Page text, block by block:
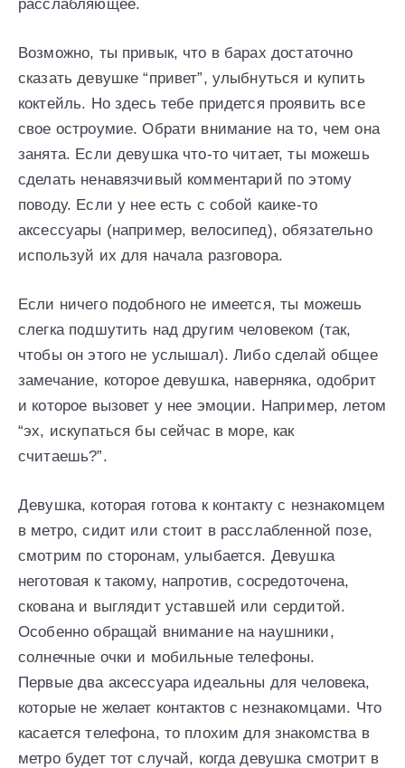
расслабляющее.
Возможно, ты привык, что в барах достаточно
сказать девушке “привет”, улыбнуться и купить
коктейль. Но здесь тебе придется проявить все
свое остроумие. Обрати внимание на то, чем она
занята. Если девушка что-то читает, ты можешь
сделать ненавязчивый комментарий по этому
поводу. Если у нее есть с собой каике-то
аксессуары (например, велосипед), обязательно
используй их для начала разговора.
Если ничего подобного не имеется, ты можешь
слегка подшутить над другим человеком (так,
чтобы он этого не услышал). Либо сделай общее
замечание, которое девушка, наверняка, одобрит
и которое вызовет у нее эмоции. Например, летом
“эх, искупаться бы сейчас в море, как
считаешь?”.
Девушка, которая готова к контакту с незнакомцем
в метро, сидит или стоит в расслабленной позе,
смотрим по сторонам, улыбается. Девушка
неготовая к такому, напротив, сосредоточена,
скована и выглядит уставшей или сердитой.
Особенно обращай внимание на наушники,
солнечные очки и мобильные телефоны.
Первые два аксессуара идеальны для человека,
которые не желает контактов с незнакомцами. Что
касается телефона, то плохим для знакомства в
метро будет тот случай, когда девушка смотрит в